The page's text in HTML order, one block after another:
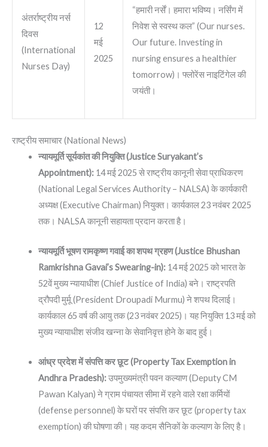
अंतर्राष्ट्रीय नर्स
दिवस
(International
Nurses Day)
12
मई
2025
“हमारी नर्सें। हमारा भविष्य। नर्सिंग में
निवेश से स्वस्थ कल” (Our nurses.
Our future. Investing in
nursing ensures a healthier
tomorrow)। फ्लोरेंस नाइटिंगेल की
जयंती।
राष्ट्रीय समाचार (National News)
न्यायमूर्ति सूर्यकांत की नियुक्ति (Justice Suryakant’s
Appointment):14 मई 2025 से राष्ट्रीय कानूनी सेवा प्राधिकरण
(National Legal Services Authority – NALSA) के कार्यकारी
अध्यक्ष (Executive Chairman) नियुक्त। कार्यकाल 23 नवंबर 2025
तक। NALSA कानूनी सहायता प्रदान करता है।
न्यायमूर्ति भूषण रामकृष्ण गवाई का शपथ ग्रहण (Justice Bhushan
Ramkrishna Gavai’s Swearing-in):14 मई 2025 को भारत के
52वें मुख्य न्यायाधीश (Chief Justice of India) बने। राष्ट्रपति
द्रौपदी मुर्मू (President Droupadi Murmu) ने शपथ दिलाई।
कार्यकाल 65 वर्ष की आयु तक (23 नवंबर 2025)। यह नियुक्ति 13 मई को
मुख्य न्यायाधीश संजीव खन्ना के सेवानिवृत्त होने के बाद हुई।
आंध्र प्रदेश में संपत्ति कर छूट (Property Tax Exemption in
Andhra Pradesh):उपमुख्यमंत्री पवन कल्याण (Deputy CM
Pawan Kalyan) ने ग्राम पंचायत सीमा में रहने वाले रक्षा कर्मियों
(defense personnel) के घरों पर संपत्ति कर छूट (property tax
exemption) की घोषणा की। यह कदम सैनिकों के कल्याण के लिए है।